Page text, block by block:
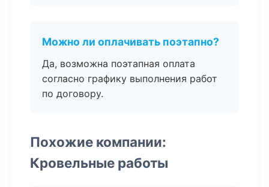
Можно ли оплачивать поэтапно?
Да, возможна поэтапная оплата
согласно графику выполнения работ
по договору.
Похожие компании:
Кровельные работы